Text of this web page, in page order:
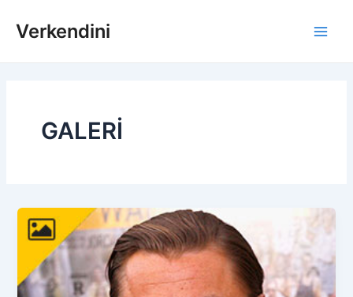
atlaVerkendini
GALERİ